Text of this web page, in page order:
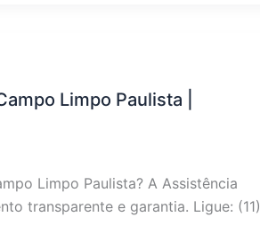
Limpo Paulista |
Limpo Paulista? A Assistência
transparente e garantia. Ligue: (11)